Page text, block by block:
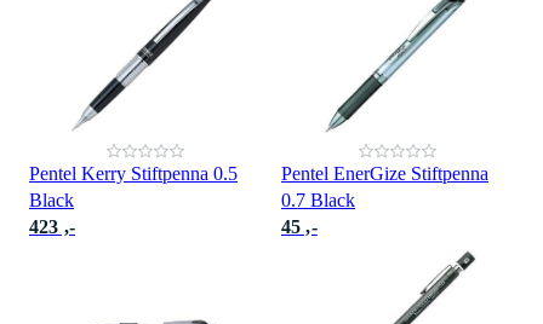
Pentel Kerry Stiftpenna 0.5
Black
423 ,-
Pentel EnerGize Stiftpenna
0.7 Black
45 ,-